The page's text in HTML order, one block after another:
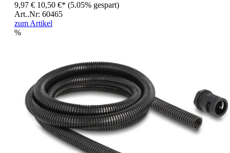
9,97 € 10,50 €* (5.05% gespart)
Art..Nr: 60465
zum Artikel
%